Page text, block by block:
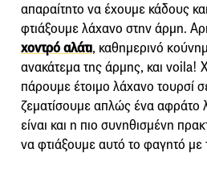
απαραίτητο να έχουμε κάδους
φτιάξουμε λάχανο στην άρμη.
χοντρό αλάτι, καθημερινό
ανακάτεμα της άρμης, και
πάρουμε έτοιμο λάχανο τουρσί
ζεματίσουμε απλώς ένα αφράτο
είναι και η πιο συνηθισμένη
να φτιάξουμε αυτό το φαγητό